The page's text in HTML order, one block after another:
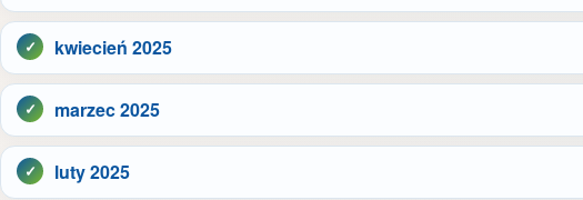
kwiecień 2025
marzec 2025
luty 2025